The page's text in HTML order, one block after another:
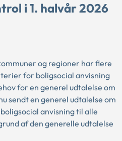
i 1. halvår 2026
og regioner har flere
for boligsocial anvisning
for en generel udtalelse om
sendt en generel udtalelse om
anvisning til alle
af den generelle udtalelse